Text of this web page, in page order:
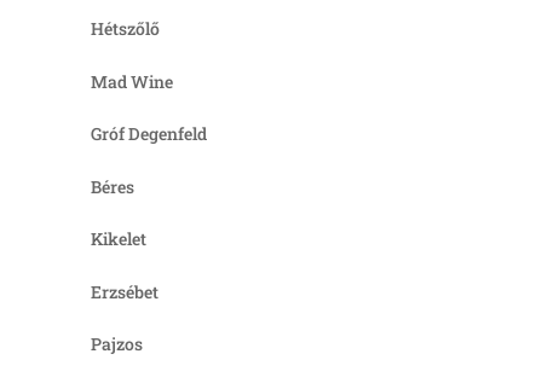
Hétszőlő
Mad Wine
Gróf Degenfeld
Béres
Kikelet
Erzsébet
Pajzos